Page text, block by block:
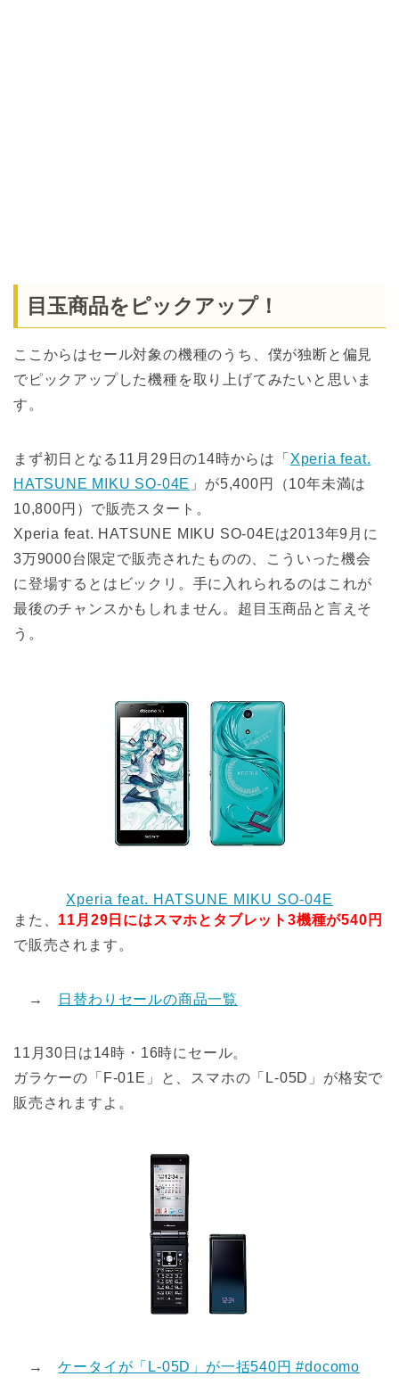
目玉商品をピックアップ！
ここからはセール対象の機種のうち、僕が独断と偏見
でピックアップした機種を取り上げてみたいと思いま
す。
まず初日となる11月29日の14時からは「 Xperia feat.
HATSUNE MIKU SO-04E 」が5,400円（10年未満は
10,800円）で販売スタート。
Xperia feat. HATSUNE MIKU SO-04Eは2013年9月に
3万9000台限定で販売されたものの、こういった機会
に登場するとはビックリ。手に入れられるのはこれが
最後のチャンスかもしれません。超目玉商品と言えそ
う。
Xperia feat. HATSUNE MIKU SO-04E
また、 11月29日にはスマホとタブレット3機種が540円
で販売されます。
→ 日替わりセールの商品一覧
11月30日は14時・16時にセール。
ガラケーの「F-01E」と、スマホの「L-05D」が格安で
販売されますよ。
→ケータイが「L-05D」が一括540円 #docomo